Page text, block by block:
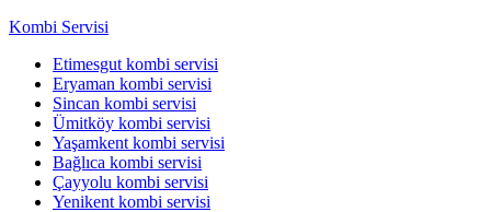
Kombi Servisi
Etimesgut kombi servisi
Eryaman kombi servisi
Sincan kombi servisi
Ümitköy kombi servisi
Yaşamkent kombi servisi
Bağlıca kombi servisi
Çayyolu kombi servisi
Yenikent kombi servisi